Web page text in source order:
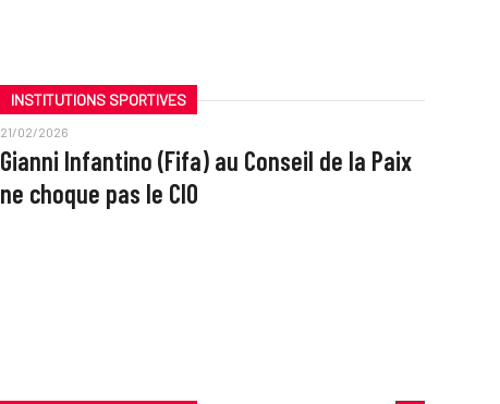
INSTITUTIONS SPORTIVES
21/02/2026
Gianni Infantino (Fifa) au Conseil de la Paix
ne choque pas le CIO